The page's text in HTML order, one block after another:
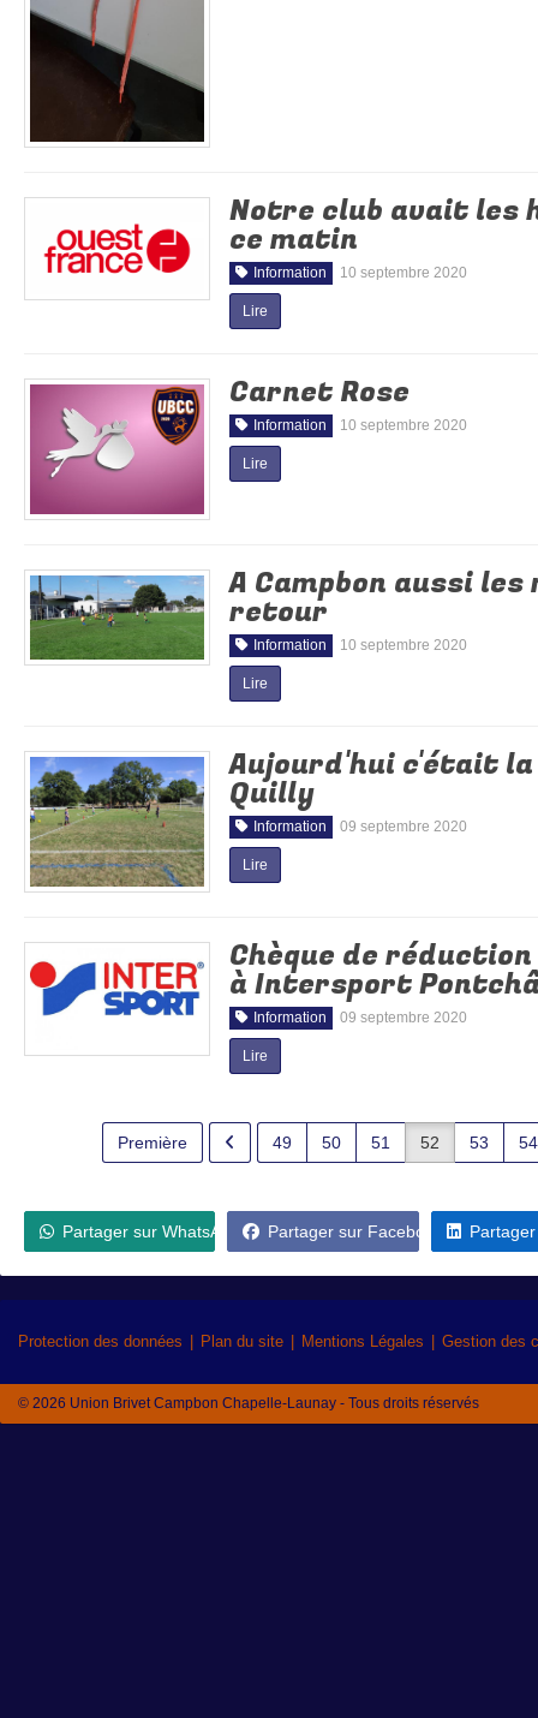
Notre club avait les
ce matin
Information 10 septembre 2020
Lire
Carnet Rose
Information 10 septembre 2020
Lire
A Campbon aussi
retour
Information 10 septembre 2020
Lire
Aujourd'hui c'était la
Quilly
Information 09 septembre 2020
Lire
Chèque de
à Intersport
Information 09 septembre 2020
Lire
Première 49 50 51 52 53 54
Partager sur WhatsApp Partager sur Facebook
Protection des données Plan du site Mentions Légales Gestion des
© 2026 Union Brivet Campbon Chapelle-Launay - Tous droits réservés